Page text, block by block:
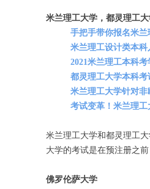
米兰理工大学，都灵理工
手把手带你报名米兰
米兰理工设计类本
2021米兰理工本科考
都灵理工大学本科
米兰理工大学针对
考试变革！米兰理
米兰理工大学和都灵理工
大学的考试是在预注册之
佛罗伦萨大学